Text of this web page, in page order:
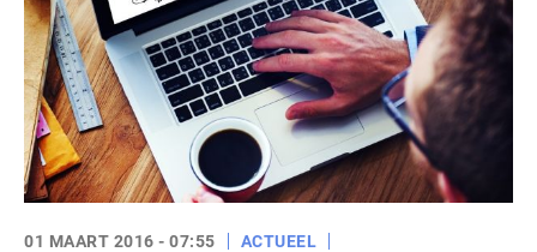
01 MAART 2016 - 07:55
ACTUEEL